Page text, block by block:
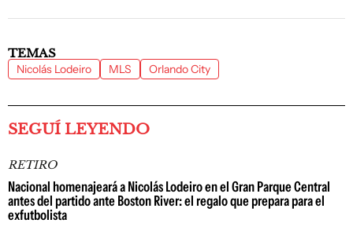
TEMAS
Nicolás Lodeiro MLS Orlando City
SEGUÍ LEYENDO
RETIRO
Nacional homenajeará a Nicolás Lodeiro en el Gran Parque Central
antes del partido ante Boston River: el regalo que prepara para el
exfutbolista